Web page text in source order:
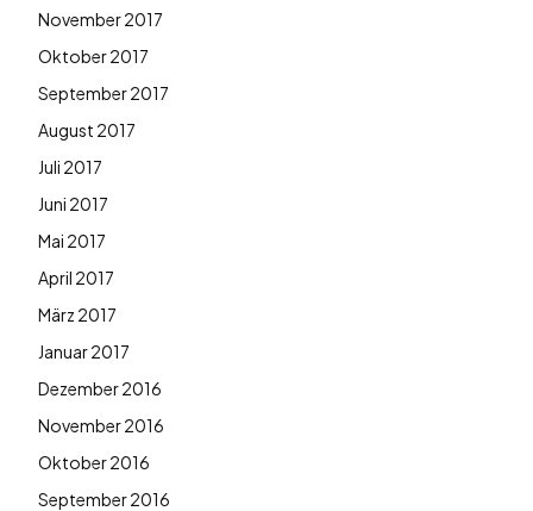
November 2017
Oktober 2017
September 2017
August 2017
Juli 2017
Juni 2017
Mai 2017
April 2017
März 2017
Januar 2017
Dezember 2016
November 2016
Oktober 2016
September 2016